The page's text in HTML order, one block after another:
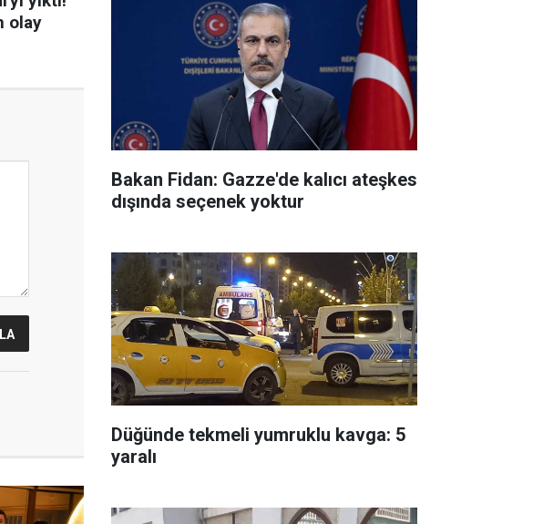
Bakan Fidan: Gazze'de kalıcı ateşkes
dışında seçenek yoktur
Düğünde tekmeli yumruklu kavga: 5
yaralı